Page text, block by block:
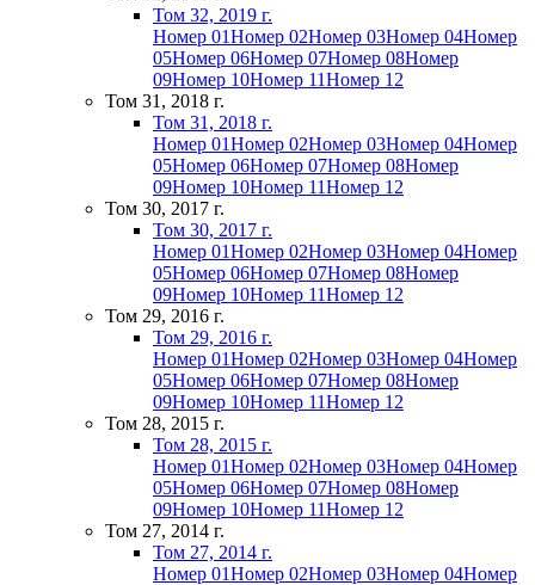
Том 32, 2019 г.
Номер 01Номер 02Номер 03Номер 04Номер
05Номер 06Номер 07Номер 08Номер
09Номер 10Номер 11Номер 12
Том 31, 2018 г.
Том 31, 2018 г.
Номер 01Номер 02Номер 03Номер 04Номер
05Номер 06Номер 07Номер 08Номер
09Номер 10Номер 11Номер 12
Том 30, 2017 г.
Том 30, 2017 г.
Номер 01Номер 02Номер 03Номер 04Номер
05Номер 06Номер 07Номер 08Номер
09Номер 10Номер 11Номер 12
Том 29, 2016 г.
Том 29, 2016 г.
Номер 01Номер 02Номер 03Номер 04Номер
05Номер 06Номер 07Номер 08Номер
09Номер 10Номер 11Номер 12
Том 28, 2015 г.
Том 28, 2015 г.
Номер 01Номер 02Номер 03Номер 04Номер
05Номер 06Номер 07Номер 08Номер
09Номер 10Номер 11Номер 12
Том 27, 2014 г.
Том 27, 2014 г.
Номер 01Номер 02Номер 03Номер 04Номер